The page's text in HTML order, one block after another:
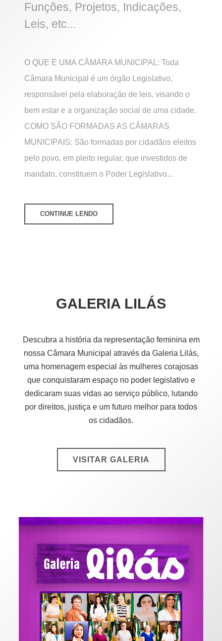
Funções, Projetos, Indicações,
Leis, etc...
O QUE É UMA CÂMARA MUNICIPAL: Toda
Câmara Municipal é um órgão Legislativo,
responsável pela elaboração de leis, visando o
bem estar e a organização social de uma cidade.
COMO SÃO FORMADAS AS CÂMARAS
MUNICIPAIS: São formadas por cidadãos eleitos
pelo povo, em pleito regular, que investidos de
mandato, constituem o Poder Legislativo...
CONTINUE LENDO
GALERIA LILÁS
Descubra a história da representação feminina em
nossa Câmara Municipal através da Galeria Lilás,
uma homenagem especial às mulheres corajosas
que conquistaram espaço no poder legislativo e
dedicaram suas vidas ao serviço público, lutando
por direitos, justiça e um futuro melhor para todos
os cidadãos.
VISITAR GALERIA